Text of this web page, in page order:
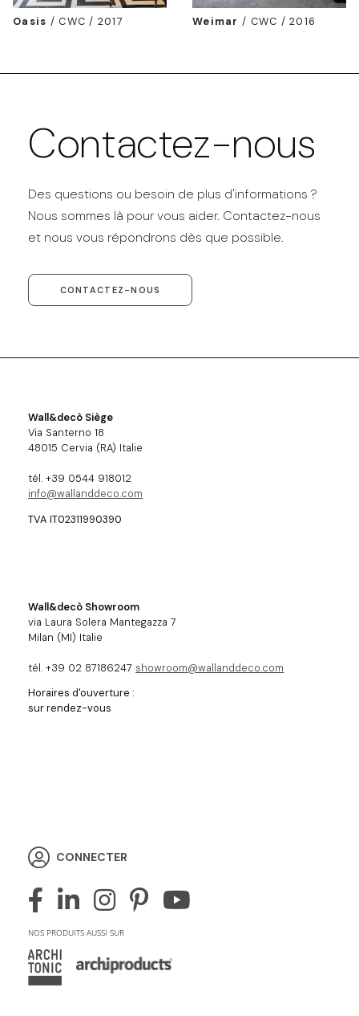
Oasis /CWC / 2017 Weimar / CWC / 2016
Contactez-nous
Des questions ou besoin de plus d'informations ?
Nous sommes là pour vous aider. Contactez-nous
et nous vous répondrons dès que possible.
CONTACTEZ-NOUS
Wall&decò Siège
Via Santerno 18
48015 Cervia (RA) Italie
tél. +39 0544 918012
info@wallanddeco.com
TVA IT02311990390
Wall&decò Showroom
via Laura Solera Mantegazza 7
Milan (MI) Italie
tél. +39 02 87186247 showroom@wallanddeco.com
Horaires d'ouverture :
sur rendez-vous
CONNECTER
NOS PRODUITS AUSSI SUR